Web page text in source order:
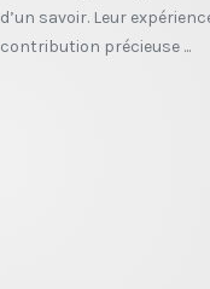
d’un savoir. Leur
contribution précieuse ...